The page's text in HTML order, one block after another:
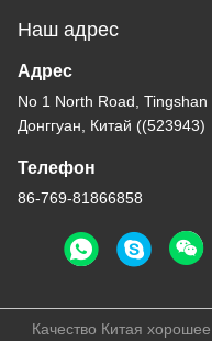
Наш адрес
Адрес
No 1 North Road, Tingshan
Донггуан, Китай ((523943)
Телефон
86-769-81866858
Качество Китая